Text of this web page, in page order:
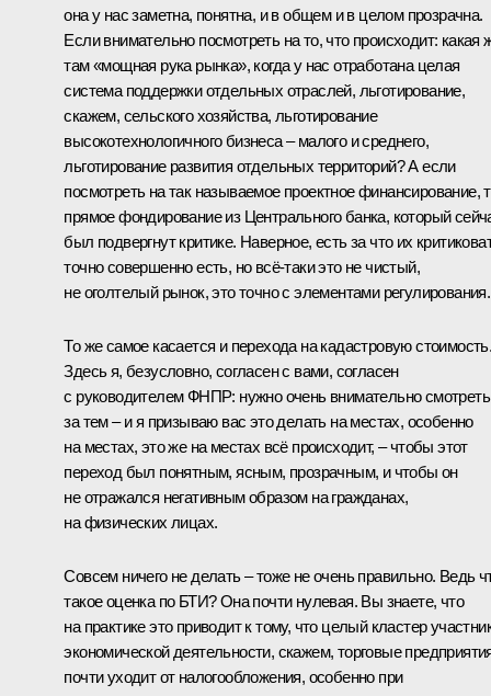
она у нас заметна, понятна, и в общем и в целом прозрачна.
Если внимательно посмотреть на то, что происходит: какая
там «мощная рука рынка», когда у нас отработана целая
система поддержки отдельных отраслей, льготирование,
скажем, сельского хозяйства, льготирование
высокотехнологичного бизнеса – малого и среднего,
льготирование развития отдельных территорий? А если
посмотреть на так называемое проектное финансирование,
прямое фондирование из Центрального банка, который
был подвергнут критике. Наверное, есть за что их
точно совершенно есть, но всё‑таки это не чистый,
не оголтелый рынок, это точно с элементами регулирования.
То же самое касается и перехода на кадастровую
Здесь я, безусловно, согласен с вами, согласен
с руководителем ФНПР: нужно очень внимательно смотреть
за тем – и я призываю вас это делать на местах, особенно
на местах, это же на местах всё происходит, – чтобы этот
переход был понятным, ясным, прозрачным, и чтобы он
не отражался негативным образом на гражданах,
на физических лицах.
Совсем ничего не делать – тоже не очень правильно. Ведь
такое оценка по БТИ? Она почти нулевая. Вы знаете, что
на практике это приводит к тому, что целый кластер
экономической деятельности, скажем, торговые
почти уходит от налогообложения, особенно при